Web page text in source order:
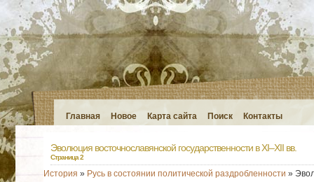
Главная Новое Карта сайта Поиск Контакты
Эволюция восточнославянской государственности в XI–XII вв.
Страница 2
История » Русь в состоянии политической раздробленности »